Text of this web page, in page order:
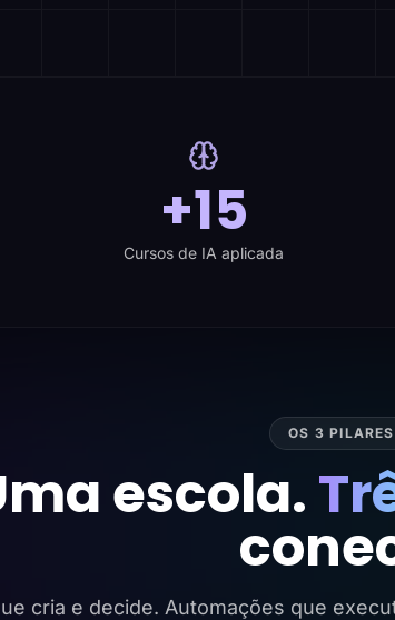
+15
Cursos de IA aplicada
OS 3
escola.
cria e decide. Automações que